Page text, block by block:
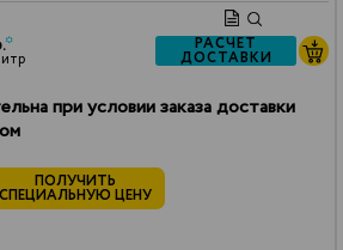
* РАСЧЕТ
ДОСТАВКИ
при условии заказа доставки
ПОЛУЧИТЬ
СПЕЦИАЛЬНУЮ ЦЕНУ